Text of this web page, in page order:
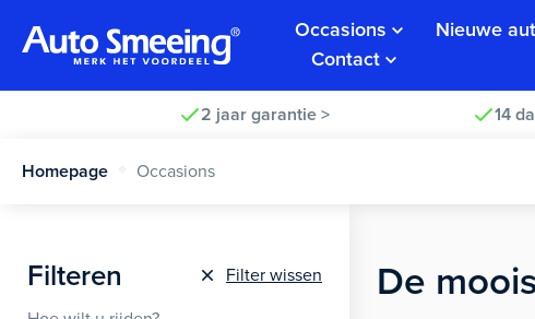
Occasions Nieuwe
Contact
2 jaar garantie > 14
Homepage Occasions
Filteren
Filter wissen
De